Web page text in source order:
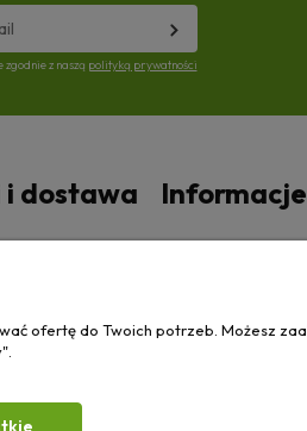
z naszą polityką prywatności
i dostawa Informacje
ofertę do Twoich potrzeb. Możesz